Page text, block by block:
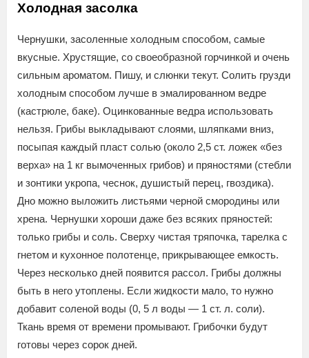
Холодная засолка
Чернушки, засоленные холодным способом, самые
вкусные. Хрустящие, со своеобразной горчинкой и очень
сильным ароматом. Пишу, и слюнки текут. Солить грузди
холодным способом лучше в эмалированном ведре
(кастрюле, баке). Оцинкованные ведра использовать
нельзя. Грибы выкладывают слоями, шляпками вниз,
посыпая каждый пласт солью (около 2,5 ст. ложек «без
верха» на 1 кг вымоченных грибов) и пряностями (стебли
и зонтики укропа, чеснок, душистый перец, гвоздика).
Дно можно выложить листьями черной смородины или
хрена. Чернушки хороши даже без всяких пряностей:
только грибы и соль. Сверху чистая тряпочка, тарелка с
гнетом и кухонное полотенце, прикрывающее емкость.
Через несколько дней появится рассол. Грибы должны
быть в него утоплены. Если жидкости мало, то нужно
добавит соленой воды (0, 5 л воды — 1 ст. л. соли).
Ткань время от времени промывают. Грибочки будут
готовы через сорок дней.